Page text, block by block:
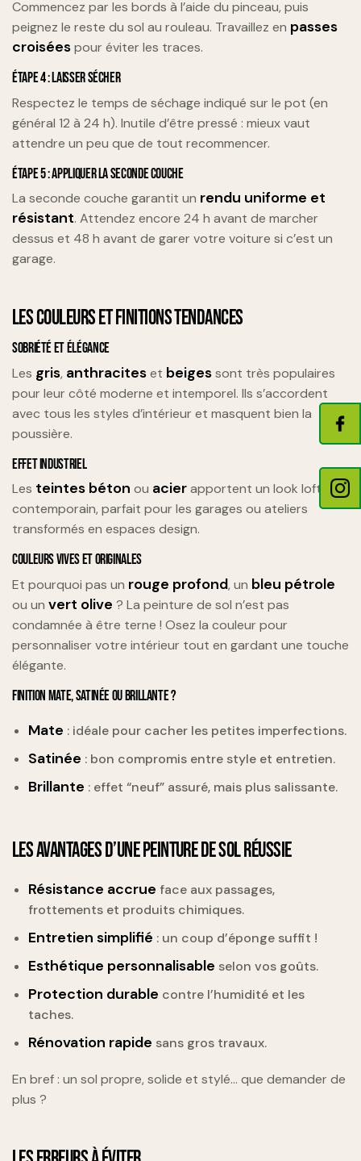
Commencez par les bords à l’aide du pinceau, puis
peignez le reste du sol au rouleau. Travaillez en passes
croiséespour éviter les traces.
ÉTAPE 4 : LAISSER SÉCHER
Respectez le temps de séchage indiqué sur le pot (en
général 12 à 24 h). Inutile d’être pressé : mieux vaut
attendre un peu que de tout recommencer.
ÉTAPE 5 : APPLIQUER LA SECONDE COUCHE
La seconde couche garantit un rendu uniforme et
résistant. Attendez encore 24 h avant de marcher
dessus et 48 h avant de garer votre voiture si c’est un
garage.
LES COULEURS ET FINITIONS TENDANCES
SOBRIÉTÉ ET ÉLÉGANCE
Les gris, anthraciteset beigessont très populaires
pour leur côté moderne et intemporel. Ils s’accordent
avec tous les styles d’intérieur et masquent bien la
poussière.
EFFET INDUSTRIEL
Les teintes béton ou acierapportent un look loft
contemporain, parfait pour les garages ou ateliers
transformés en espaces design.
COULEURS VIVES ET ORIGINALES
Et pourquoi pas un rouge profond, un bleu pétrole
ou un vert olive ? La peinture de sol n’est pas
condamnée à être terne ! Osez la couleur pour
personnaliser votre intérieur tout en gardant une touche
élégante.
FINITION MATE, SATINÉE OU BRILLANTE ?
Mate : idéale pour cacher les petites imperfections.
Satinée : bon compromis entre style et entretien.
Brillante : effet “neuf” assuré, mais plus salissante.
LES AVANTAGES D’UNE PEINTURE DE SOL RÉUSSIE
Résistance accrue face aux passages,
frottements et produits chimiques.
Entretien simplifié : un coup d’éponge suffit !
Esthétique personnalisable selon vos goûts.
Protection durable contre l’humidité et les
taches.
Rénovation rapide sans gros travaux.
En bref : un sol propre, solide et stylé… que demander de
plus ?